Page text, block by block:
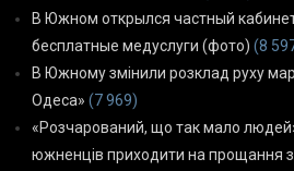
В Южном открылся частный
бесплатные медуслуги (фото) (8
В Южному змінили розклад руху
Одеса» (7 969)
«Розчарований, що так мало
южненців приходити на прощання